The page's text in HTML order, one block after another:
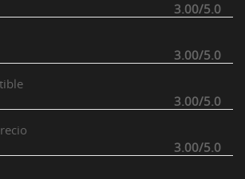
3.00/5.0
3.00/5.0
3.00/5.0
3.00/5.0